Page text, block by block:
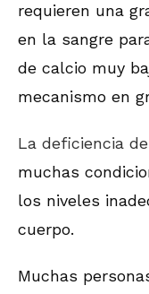
requieren una
en la sangre
de calcio muy
mecanismo en
La deficiencia
muchas
los niveles
cuerpo.
Muchas